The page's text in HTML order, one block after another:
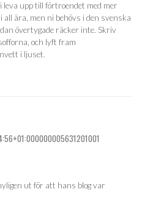
upp till förtroendet med mer
ära, men ni behövs i den svenska
övertygade räcker inte. Skriv
och lyft fram
i ljuset.
ut för att hans blog var